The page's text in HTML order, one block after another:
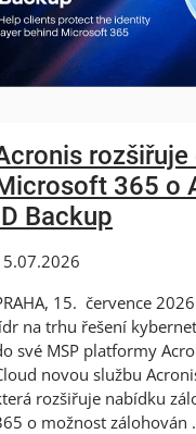
rozšiřuje
365 o
Backup
15. července
na trhu řešení
své MSP platformy
novou službu
rozšiřuje nabídku
o možnost zálohován